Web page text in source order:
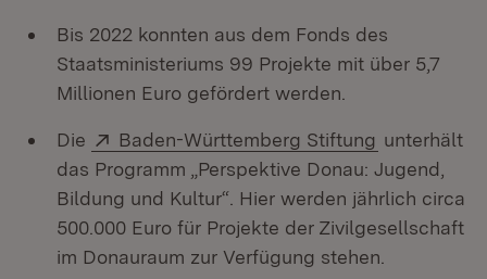
Bis 2022 konnten aus dem Fonds des
Staatsministeriums 99 Projekte mit über 5,7
Millionen Euro gefördert werden.
Die Extern:
Baden-Württemberg Stiftung (Öffnet in
unterhält
das Programm „Perspektive Donau: Jugend,
Bildung und Kultur“. Hier werden jährlich circa
500.000 Euro für Projekte der Zivilgesellschaft
im Donauraum zur Verfügung stehen.